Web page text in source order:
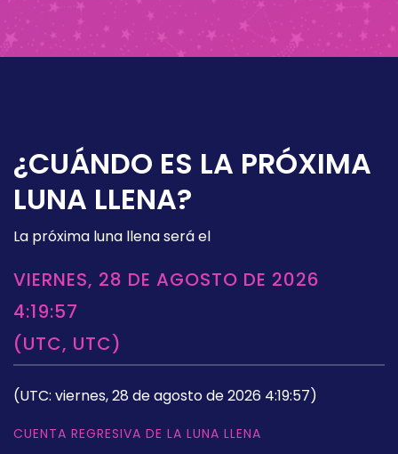
¿CUÁNDO ES LA PRÓXIMA
LUNA LLENA?
La próxima luna llena será el
VIERNES, 28 DE AGOSTO DE 2026
4:19:57
(UTC, UTC)
(UTC: viernes, 28 de agosto de 2026 4:19:57)
CUENTA REGRESIVA DE LA LUNA LLENA